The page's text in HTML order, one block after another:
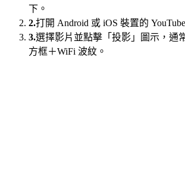
下。
2.打開 Android 或 iOS 裝置的
3.選擇影片並點擊「投影」圖示，通
方框＋WiFi 波紋。